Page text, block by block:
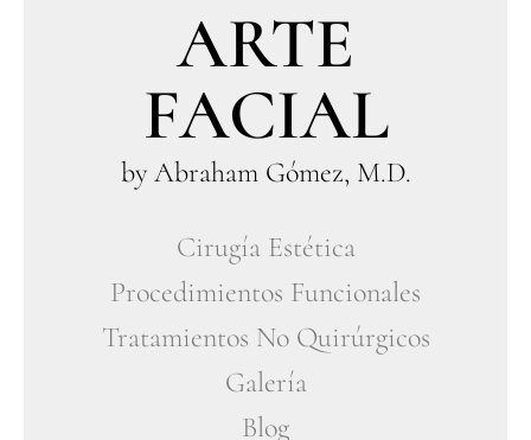
ARTE
FACIAL
by Abraham Gómez, M.D.
Cirugía Estética
Procedimientos Funcionales
Tratamientos No Quirúrgicos
Galería
Blog